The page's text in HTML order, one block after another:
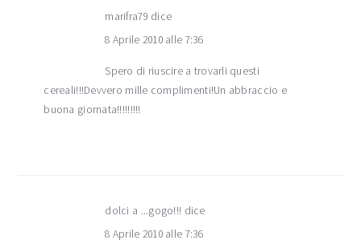
marifra79 dice
8 Aprile 2010 alle 7:36
Spero di riuscire a trovarli questi
cereali!!!Devvero mille complimenti!Un abbraccio e
buona giornata!!!!!!!!!
dolci a ...gogo!!! dice
8 Aprile 2010 alle 7:36